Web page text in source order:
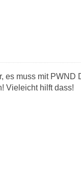
es muss mit
Vieleicht hilft dass!